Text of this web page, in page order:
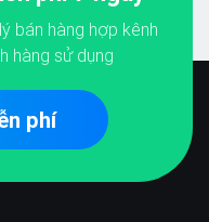
bán hàng hợp kênh
hàng sử dụng
phí